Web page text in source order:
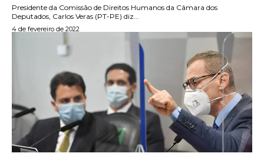
Presidente da Comissão de Direitos Humanos da Câmara dos
Deputados, Carlos Veras (PT-PE) diz...
4 de fevereiro de 2022